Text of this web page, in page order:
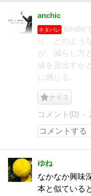
anchic
ネタバレ
kindle
り、どのよう
が、減らし方
値を見出すか
に感じる。
ナイス
コメント(0)
ゆね
なかなか興味
本と似ている